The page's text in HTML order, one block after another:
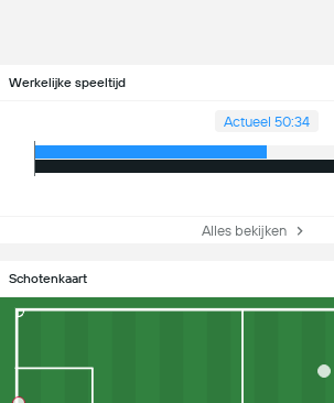
Werkelijke speeltijd
Actueel 50:34
Alles bekijken
Schotenkaart